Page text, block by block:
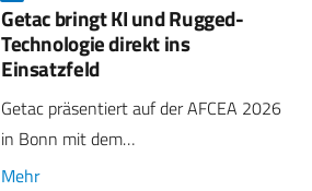
Getac bringt KI und Rugged-
Technologie direkt ins
Einsatzfeld
Getac präsentiert auf der AFCEA 2026
in Bonn mit dem…
Mehr